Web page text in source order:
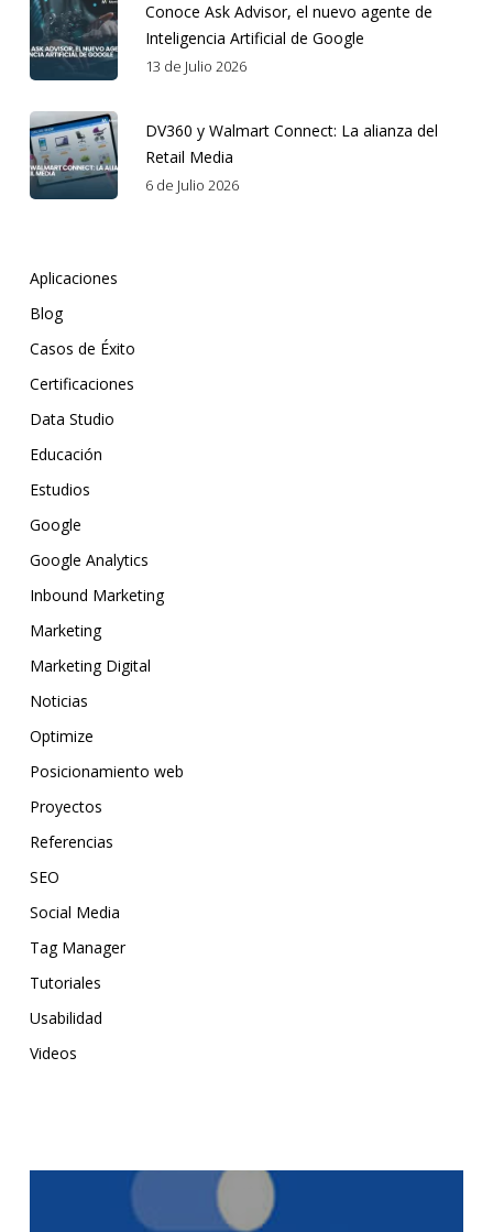
Conoce Ask Advisor, el nuevo agente de
Inteligencia Artificial de Google
13 de Julio 2026
DV360 y Walmart Connect: La alianza del
Retail Media
6 de Julio 2026
Aplicaciones
Blog
Casos de Éxito
Certificaciones
Data Studio
Educación
Estudios
Google
Google Analytics
Inbound Marketing
Marketing
Marketing Digital
Noticias
Optimize
Posicionamiento web
Proyectos
Referencias
SEO
Social Media
Tag Manager
Tutoriales
Usabilidad
Videos